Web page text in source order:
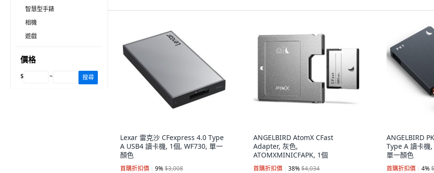
智慧型手錶
相機
遊戲
價格
$ ~ 搜尋
Lexar 雷克沙 CFexpress 4.0 Type
A USB4 讀卡機, 1個, WF730, 單一
顏色
首購折扣價 9%$3,008
ANGELBIRD AtomX CFast
Adapter, 灰色,
ATOMXMINICFAPK, 1個
首購折扣價 38%$4,034
ANGELBIRD
Type A 讀卡機,
單一顏色
首購折扣價 4%